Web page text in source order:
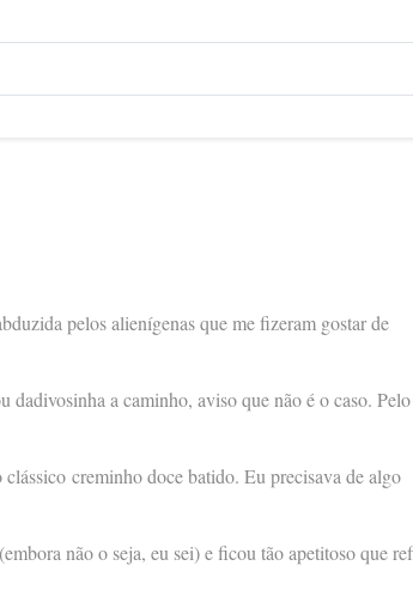
pelos alienígenas que me fizeram gostar de
a caminho, aviso que não é o caso. Pelo
creminho doce batido. Eu precisava de algo
não o seja, eu sei) e ficou tão apetitoso que